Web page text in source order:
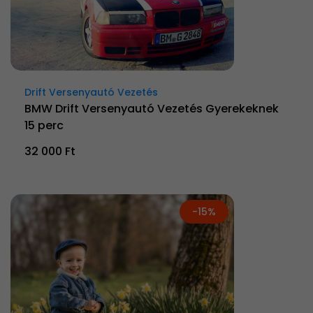
Drift Versenyautó Vezetés
BMW Drift Versenyautó Vezetés Gyerekeknek
15 perc
32 000 Ft
-15%